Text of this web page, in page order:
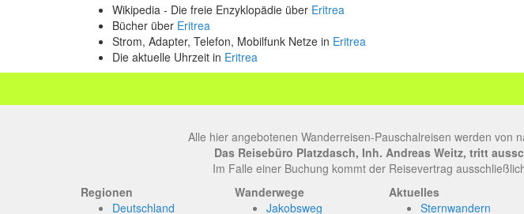
Wikipedia - Die freie Enzyklopädie über Eritrea
Bücher über Eritrea
Strom, Adapter, Telefon, Mobilfunk Netze in Eritrea
Die aktuelle Uhrzeit in Eritrea
Alle hier angebotenen Wanderreisen-Pauschalreisen werden von
Das Reisebüro Platzdasch, Inh. Andreas Weitz, tritt
Im Falle einer Buchung kommt der Reisevertrag
Regionen
Deutschland
Wanderwege
Jakobsweg
Aktuelles
Sternwandern